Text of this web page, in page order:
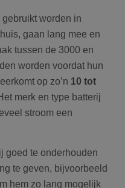
gebruikt worden in
gaan lang mee en
tussen de 3000 en
worden voordat hun
op zo’n 10 tot
merk en type batterij
stroom een
goed te onderhouden
te geven, bijvoorbeeld
hem zo lang mogelijk